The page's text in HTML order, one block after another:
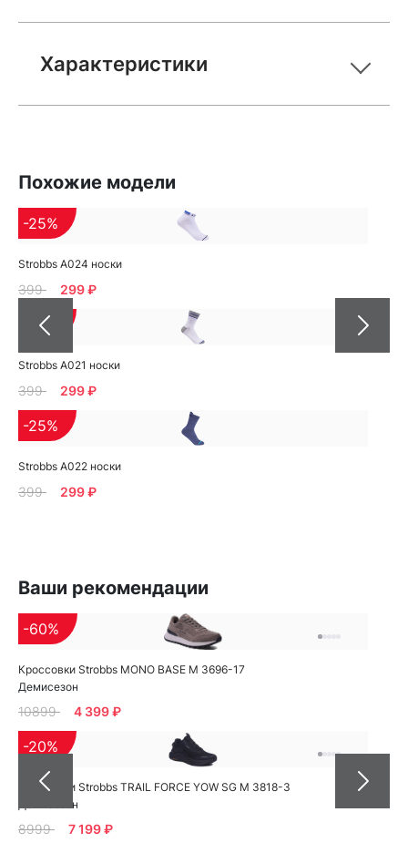
Характеристики
Похожие модели
Strobbs A024 носки
-25%
399 299 ₽
Strobbs A021 носки
-25%
399 299 ₽
Strobbs A022 носки
-25%
399 299 ₽
Ваши рекомендации
Кроссовки Strobbs MONO BASE M 3696-17
Демисезон
-60%
10899 4 399 ₽
Кроссовки Strobbs TRAIL FORCE YOW SG M 3818-3
Демисезон
-20%
8999 7 199 ₽